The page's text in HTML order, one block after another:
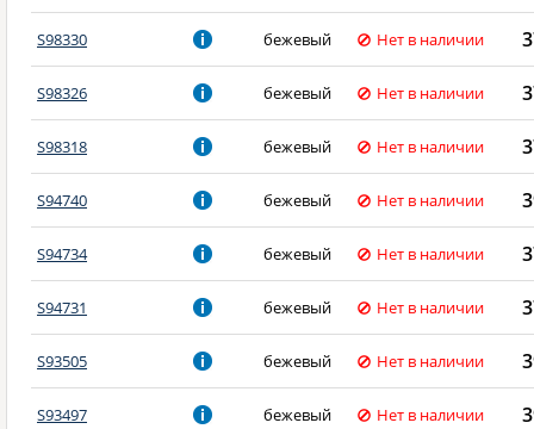
S98330 бежевый Нет в наличии
S98326 бежевый Нет в наличии
S98318 бежевый Нет в наличии
S94740 бежевый Нет в наличии
S94734 бежевый Нет в наличии
S94731 бежевый Нет в наличии
S93505 бежевый Нет в наличии
S93497 бежевый Нет в наличии